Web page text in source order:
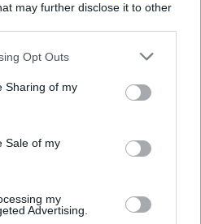
may further disclose it to other
app uses one or more Google
behaviour. You may click to
and its third-party tags to
purposes in below Google
Opt Outs
Sharing of my
Sale of my
my
Advertising.
fordult: több száz
Hunland, a hazai
szereplője
– fotógyűjtemény
a vendégektől – a hőhullám